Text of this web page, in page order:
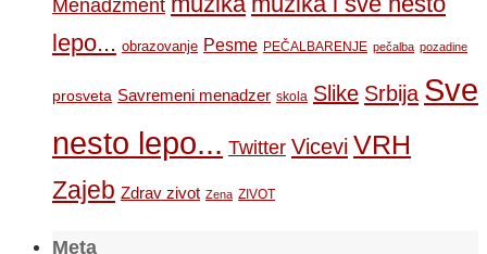
Menadzment
lepo... obrazovanje Pesme PEČALBARENJE pečalba pozadine
prosveta Savremeni menadzer skola Slike Srbija Sve
nesto lepo... Twitter Vicevi VRH
Zajeb Zdrav zivot Zena ZIVOT
Meta